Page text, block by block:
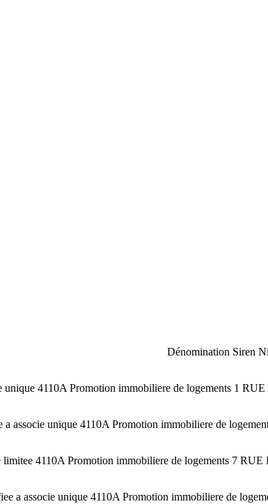
Dénomination Siren
unique 4110A Promotion immobiliere de logements 1
associe unique 4110A Promotion immobiliere de
4110A Promotion immobiliere de logements 7
a associe unique 4110A Promotion immobiliere de